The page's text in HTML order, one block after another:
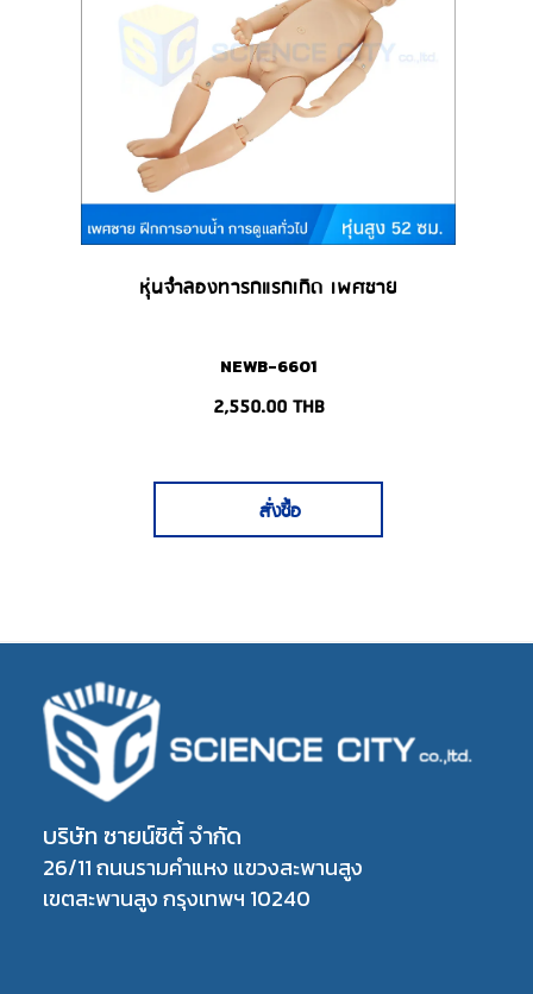
หุ่นจำลองทารกแรกเกิด เพศชาย
NEWB-6601
2,550.00THB
สั่งซื้อ
บริษัท ซายน์ซิตี้ จำกัด
26/11 ถนนรามคำแหง แขวงสะพานสูง
เขตสะพานสูง กรุงเทพฯ 10240